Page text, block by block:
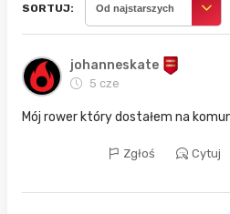
SORTUJ: Od najstarszych
johanneskate
5 cze
Mój rower który dostałem na
Zgłoś Cytuj